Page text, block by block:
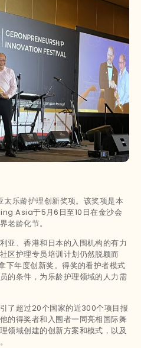
乐龄护理创新奖项。该奖项是本
Asia于5月6日至10日在金沙会
老龄化节。
亚、香港和日本的入围机构的有力
区护理专员培训计划仍然脱颖而
下年度创新奖。得奖的看护者模式
的条件，为乐龄护理领域的人力需
了超过20个国家的近300个项目报
的得奖者和入围者一同亮相国际舞
领域创建的创新方案和模式，以及